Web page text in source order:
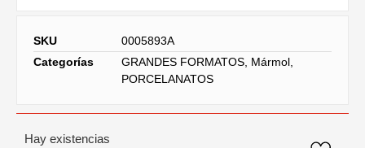
SKU
0005893A
Categorías
GRANDES FORMATOS Mármol
PORCELANATOS
Hay existencias